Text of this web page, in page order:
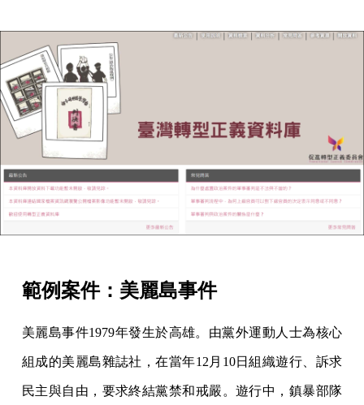
範例案件：美麗島事件
美麗島事件1979年發生於高雄。由黨外運動人士為核心
組成的美麗島雜誌社，在當年12月10日組織遊行、訴求
民主與自由，要求終結黨禁和戒嚴。遊行中，鎮暴部隊